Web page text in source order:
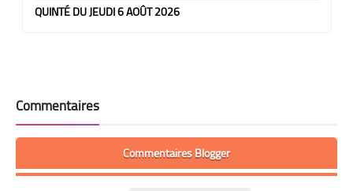
QUINTÉ DU JEUDI 6 AOÛT 2026
Commentaires
Commentaires Blogger